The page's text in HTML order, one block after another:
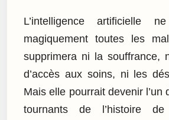
L’intelligence artificielle
magiquement toutes les
supprimera ni la souffrance,
d’accès aux soins, ni les
Mais elle pourrait devenir l’un
tournants de l’histoire